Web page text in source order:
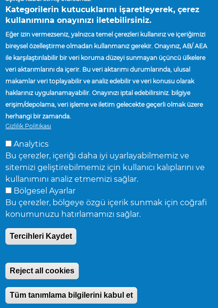
Published On
Pt, 03/04/2024 - 12:00
Breadcrumb
Ana Sayfa
Accuride Announces Return Of USA-
Made Gunite 3922X Brake Drum
TEDARIKÇILER
TESISLER VE KONUMLAR
SATIŞ TEMSILCISI BUL
Accuride Corporation, 38777 Six Mile Road, Suite 410,
Livonia,
Michigan 48152
Kategorilerin kutucuklarını işaretleyerek, çerez
kullanımına onayınızı iletebilirsiniz.
Eğer izin vermezseniz, yalnızca temel çerezleri kullanırız ve içeriğimizi
bireysel özelleştirme olmadan kullanmanız gerekir. Onayınız, AB/ AEA
ile karşılaştırılabilir bir veri koruma düzeyi sunmayan üçüncü ülkelere
veri aktarımlarını da içerir. Bu veri aktarımı durumlarında, ulusal
makamlar veri toplayabilir ve analiz edebilir ve veri konusu olarak
haklarınız uygulanamayabilir. Onayınızı iptal edebilirsiniz. bilgiye
erişim/depolama, veri işleme ve iletim gelecekte geçerli olmak üzere
herhangi bir zamanda.
Gizlilik Politikası
Analytics
Bu çerezler, içeriği daha iyi uyarlayabilmemiz ve
sitemizi geliştirebilmemiz için kullanıcı kalıplarını ve
kullanımını analiz etmemizi sağlar.
Bölgesel Ayarlar
Bu çerezler, bölgeye özgü içerik sunmak için coğrafi
konumunuzu hatırlamamızı sağlar.
Tercihleri Kaydet
Reject all cookies
Tüm tanımlama bilgilerini kabul et